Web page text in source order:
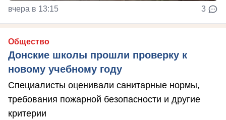
вчера в 13:15 3
Общество
Донские школы прошли проверку к
новому учебному году
Специалисты оценивали санитарные нормы,
требования пожарной безопасности и другие
критерии